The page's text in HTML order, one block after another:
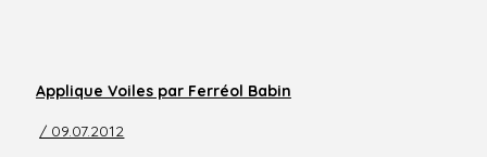
Applique Voiles par Ferréol Babin
/ 09.07.2012